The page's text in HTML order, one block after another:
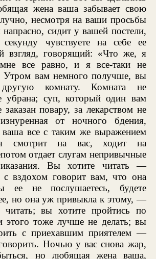
жена ваша забывает свою
несмотря на ваши просьбы
сидит у вашей постели,
чувствуете на себе ее
взгляд, говорящий: «Что же, я
все равно, и я все-таки не
Утром вам немного получше, вы
комнату. Комната не
убрана; суп, который один вам
повару, за лекарством не
от ночного бдения,
все с таким же выражением
смотрит на вас, ходит на
отдает слугам непривычные
Вы хотите читать —
вздохом говорит вам, что она
ее не послушаетесь, будете
но она уж привыкла к этому, —
вы хотите пройтись по
тоже лучше не делать; вы
с приехавшим приятелем —
Ночью у вас снова жар,
но любящая жена ваша,